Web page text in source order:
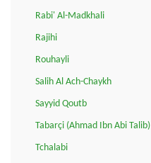
Rabi' Al-Madkhali
Rajihi
Rouhayli
Salih Al Ach-Chaykh
Sayyid Qoutb
Tabarçi (Ahmad Ibn Abi Talib)
Tchalabi